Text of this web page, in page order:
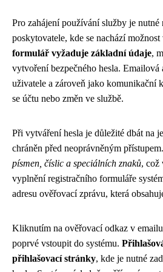
Pro zahájení používání služby je
poskytovatele, kde se nachází
formulář vyžaduje základní údaje,
vytvoření bezpečného hesla.
uživatele a zároveň jako komunikační
se účtu nebo změn ve službě.
Při vytváření hesla je důležité dbát na
chráněn před neoprávněným přístupem.
písmen, číslic a speciálních znaků, což
vyplnění registračního formuláře
adresu ověřovací zprávu, která
Kliknutím na ověřovací odkaz v
poprvé vstoupit do systému.
přihlašovací stránky, kde je nutné